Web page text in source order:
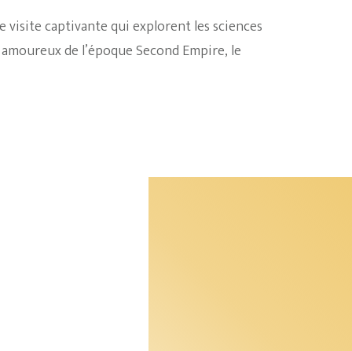
visite captivante qui explorent les sciences
de l’époque Second Empire, le